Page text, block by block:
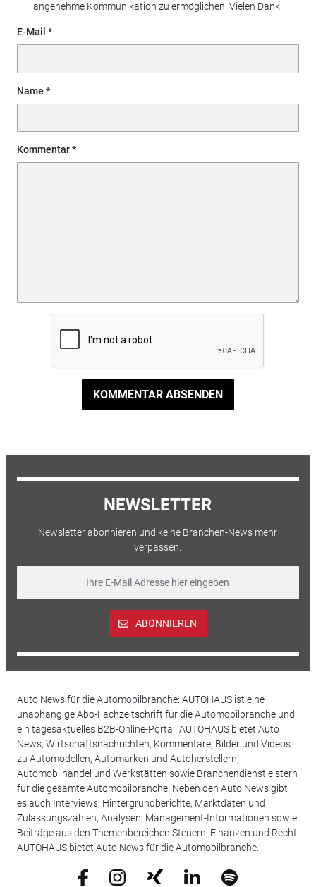
angenehme Kommunikation zu ermöglichen. Vielen Dank!
E-Mail
Name
Kommentar
KOMMENTAR ABSENDEN
NEWSLETTER
Newsletter abonnieren und keine Branchen-News mehr
verpassen.
ABONNIEREN
Auto News für die Automobilbranche: AUTOHAUS ist eine
unabhängige Abo-Fachzeitschrift für die Automobilbranche und
ein tagesaktuelles B2B-Online-Portal. AUTOHAUS bietet Auto
News, Wirtschaftsnachrichten, Kommentare, Bilder und Videos
zu Automodellen, Automarken und Autoherstellern,
Automobilhandel und Werkstätten sowie Branchendienstleistern
für die gesamte Automobilbranche. Neben den Auto News gibt
es auch Interviews, Hintergrundberichte, Marktdaten und
Zulassungszahlen, Analysen, Management-Informationen sowie
Beiträge aus den Themenbereichen Steuern, Finanzen und Recht.
AUTOHAUS bietet Auto News für die Automobilbranche.